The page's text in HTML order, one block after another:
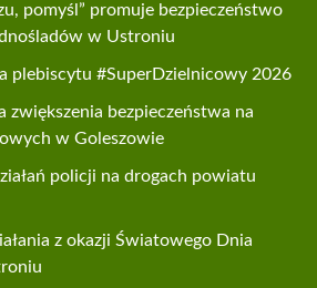
pomyśl” promuje bezpieczeństwo
w Ustroniu
plebiscytu #SuperDzielnicowy 2026
zwiększenia bezpieczeństwa na
w Goleszowie
policji na drogach powiatu
z okazji Światowego Dnia